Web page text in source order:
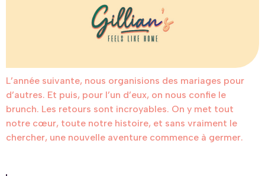
L’année suivante, nous organisions des mariages pour
d’autres. Et puis, pour l’un d’eux, on nous confie le
brunch. Les retours sont incroyables. On y met tout
notre cœur, toute notre histoire, et sans vraiment le
chercher, une nouvelle aventure commence à germer.